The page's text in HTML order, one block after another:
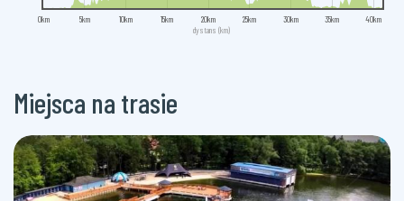
dystans (km)
0km 5km 10km 15km 20km 25km 30km 35km 40km
Miejsca na trasie